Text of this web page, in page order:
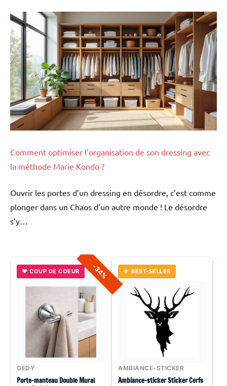
Comment optimiser l’organisation de son dressing avec
la méthode Marie Kondo ?
Ouvrir les portes d’un dressing en désordre, c’est comme
plonger dans un Chaos d’un autre monde ! Le désordre
s’y…
♥ COUP DE COEUR -34%
GEDY
Porte-manteau Double Mural
★ BEST-SELLER
AMBIANCE-STICKER
Ambiance-sticker Sticker Cerfs